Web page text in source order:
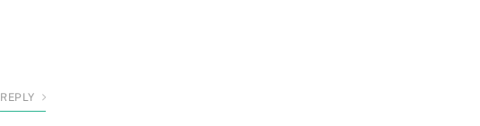
REPLY